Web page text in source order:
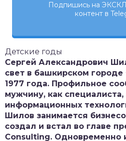
Подпишись на
контент в
Детские годы
Сергей Александрович
свет в башкирском городе
1977 года. Профильное
мужчину, как
информационных
Шилов занимается
создал и встал во главе
Consulting. Одновременно